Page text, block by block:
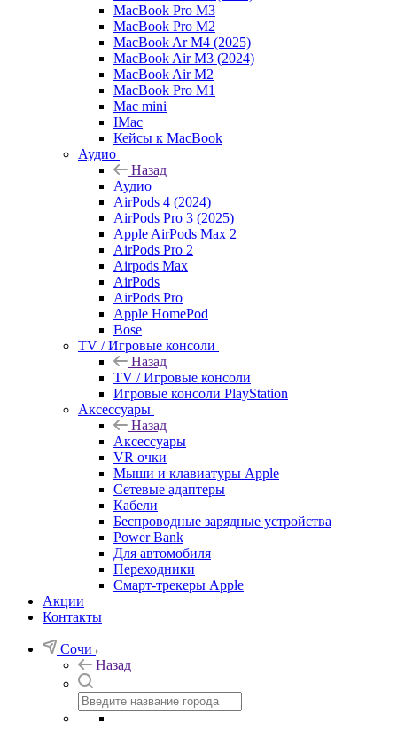
MacBook Pro M3
MacBook Pro M2
MacBook Ar M4 (2025)
MacBook Air M3 (2024)
MacBook Air M2
MacBook Pro M1
Mac mini
IMac
Кейсы к MacBook
Аудио
Назад
Аудио
AirPods 4 (2024)
AirPods Pro 3 (2025)
Apple AirPods Max 2
AirPods Pro 2
Airpods Max
AirPods
AirPods Pro
Apple HomePod
Bose
TV / Игровые консоли
Назад
TV / Игровые консоли
Игровые консоли PlayStation
Аксессуары
Назад
Аксессуары
VR очки
Мыши и клавиатуры Apple
Сетевые адаптеры
Кабели
Беспроводные зарядные устройства
Power Bank
Для автомобиля
Переходники
Смарт-трекеры Apple
Акции
Контакты
Сочи
Назад